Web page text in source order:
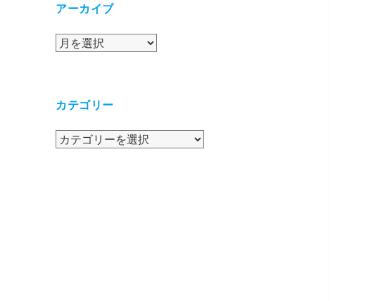
アーカイブ
ア
ブ
カテゴリー
カ